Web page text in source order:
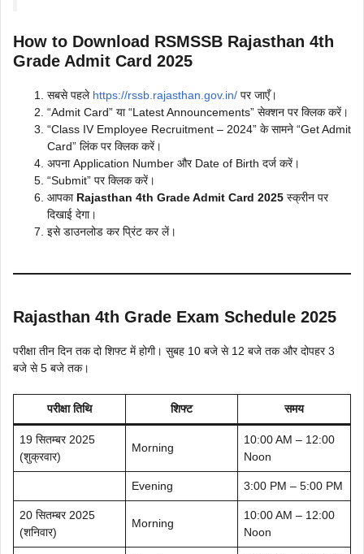
How to Download RSMSSB Rajasthan 4th
Grade Admit Card 2025
सबसे पहले https://rssb.rajasthan.gov.in/ पर जाएँ।
“Admit Card” या “Latest Announcements” सेक्शन पर क्लिक करें।
“Class IV Employee Recruitment – 2024” के सामने “Get Admit
Card” लिंक पर क्लिक करें।
अपना Application Number और Date of Birth दर्ज करें।
“Submit” पर क्लिक करें।
आपका Rajasthan 4th Grade Admit Card 2025 स्क्रीन पर
दिखाई देगा।
इसे डाउनलोड कर प्रिंट कर लें।
Rajasthan 4th Grade Exam Schedule 2025
परीक्षा तीन दिन तक दो शिफ्ट में होगी। सुबह 10 बजे से 12 बजे तक और दोपहर 3
बजे से 5 बजे तक।
परीक्षा तिथि शिफ्ट समय
19 सितम्बर 2025
(शुक्रवार)
Morning
10:00 AM – 12:00
Noon
Evening 3:00 PM – 5:00 PM
20 सितम्बर 2025
(शनिवार)
Morning
10:00 AM – 12:00
Noon